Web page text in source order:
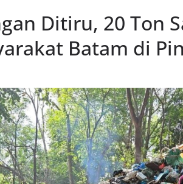
Ditiru, 20 Ton
Batam di